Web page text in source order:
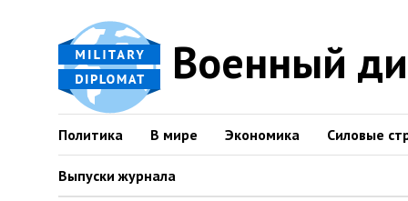
Военный
Политика В мире Экономика Силовые
Выпуски журнала